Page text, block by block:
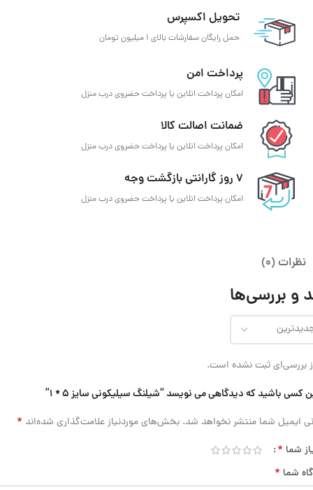
تحویل اکسپرس
حمل رایگان سفارشات بالای 1 میلیون تومان
پرداخت امن
امکان پرداخت انلاین یا پرداخت حضروی درب منزل
ضمانت اصالت کالا
امکان پرداخت انلاین یا پرداخت حضروی درب منزل
7 روز گارانتی بازگشت وجه
امکان پرداخت انلاین یا پرداخت حضروی درب منزل
نظرات (0)
و بررسی‌ها
بررسی‌ای ثبت نشده است.
کسی باشید که دیدگاهی می نویسد “شیلنگ سیلیکونی سایز 5 * 1”
ایمیل شما منتشر نخواهد شد. بخش‌های موردنیاز علامت‌گذاری شده‌اند *
شما *
شما *